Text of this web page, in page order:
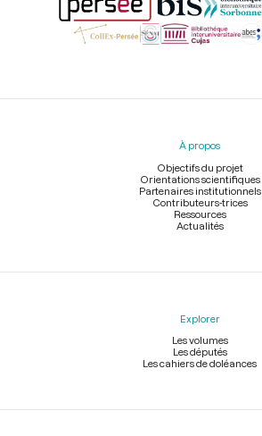
Menu
À propos
Objectifs du projet
Orientations scientifiques
Partenaires institutionnels
Contributeurs-trices
Ressources
Actualités
Explorer
Les volumes
Les députés
Les cahiers de doléances